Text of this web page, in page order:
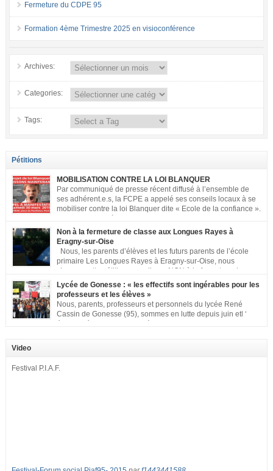
Fermeture du CDPE 95
Formation 4ème Trimestre 2025 en visioconférence
Archives:
Categories:
Tags:
Pétitions
MOBILISATION CONTRE LA LOI BLANQUER
Par communiqué de presse récent diffusé à l’ensemble de
ses adhérent.e.s, la FCPE a appelé ses conseils locaux à se
mobiliser contre la loi Blanquer dite « Ecole de la confiance ».
met à votre disposition ce kit de mobilisation comprenant : 1 affiche
appelant […]
Non à la fermeture de classe aux Longues Rayes à
Eragny-sur-Oise
Nous, les parents d’élèves et les futurs parents de l’école
primaire Les Longues Rayes à Eragny-sur-Oise, nous
signons cette pétition pour dire « NON à la fermeture de
classe aux Longues Rayes ». Non à la dégradation continue des conditions
d’accueil et d’apprentissage de nos enfants à l’école primaire. Chaque
enfant a droit à […]
Lycée de Gonesse : « les effectifs sont ingérables pour les
professeurs et les élèves »
Nous, parents, professeurs et personnels du lycée René
Cassin de Gonesse (95), sommes en lutte depuis juin etl ‘
équipe pédagogique en grève depuis le vendredi 2
nombreuses classes de première et […]
Video
Festival P.I.A.F.